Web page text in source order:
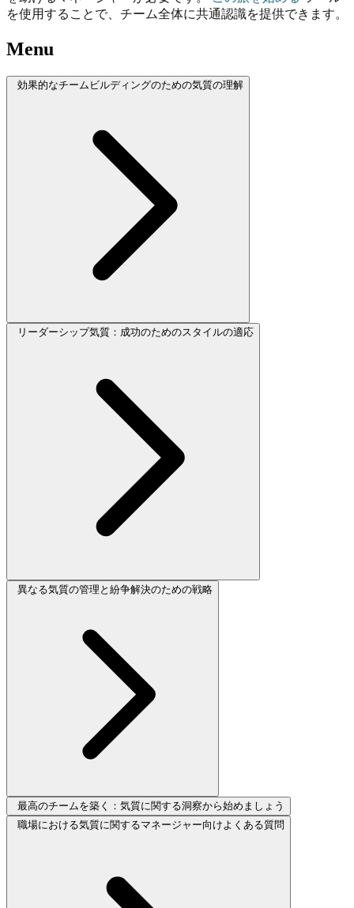
を使用することで、チーム全体に共通認識を提供できます。
Menu
効果的なチームビルディングのための気質の理解
リーダーシップ気質：成功のためのスタイルの適応
異なる気質の管理と紛争解決のための戦略
最高のチームを築く：気質に関する洞察から始めましょう
職場における気質に関するマネージャー向けよくある質問